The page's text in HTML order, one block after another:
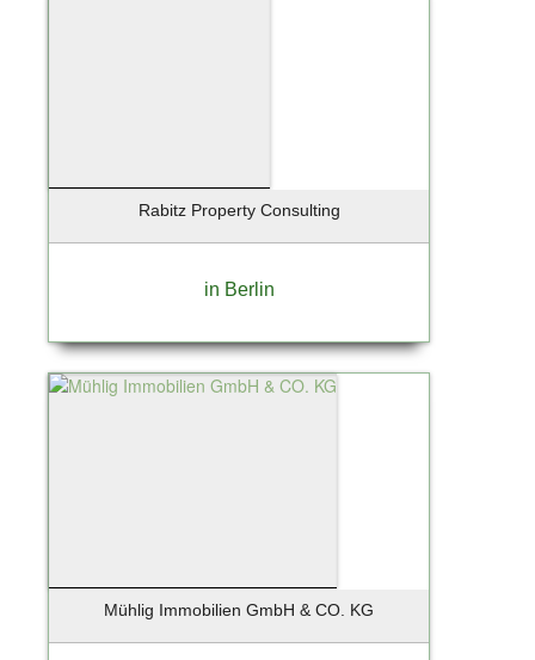
Rabitz Property Consulting
in Berlin
Mühlig Immobilien GmbH & CO. KG